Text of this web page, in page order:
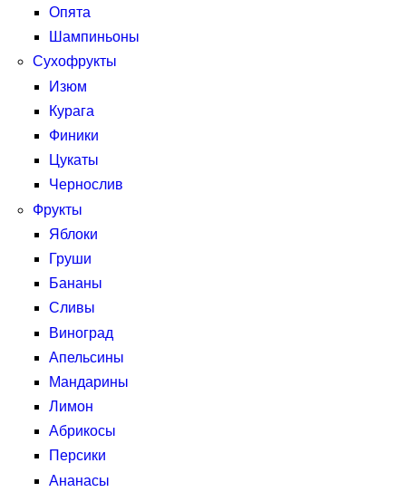
Опята
Шампиньоны
Сухофрукты
Изюм
Курага
Финики
Цукаты
Чернослив
Фрукты
Яблоки
Груши
Бананы
Сливы
Виноград
Апельсины
Мандарины
Лимон
Абрикосы
Персики
Ананасы